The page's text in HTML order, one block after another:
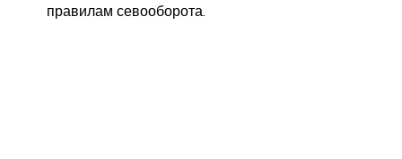
правилам севооборота.